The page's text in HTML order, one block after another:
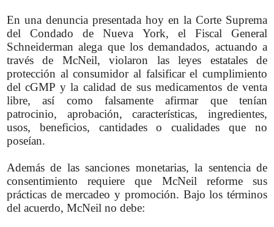
En una denuncia presentada hoy en la Corte Suprema
del Condado de Nueva York, el Fiscal General
Schneiderman alega que los demandados, actuando a
través de McNeil, violaron las leyes estatales de
protección al consumidor al falsificar el cumplimiento
del cGMP y la calidad de sus medicamentos de venta
libre, así como falsamente afirmar que tenían
patrocinio, aprobación, características, ingredientes,
usos, beneficios, cantidades o cualidades que no
poseían.
Además de las sanciones monetarias, la sentencia de
consentimiento requiere que McNeil reforme sus
prácticas de mercadeo y promoción. Bajo los términos
del acuerdo, McNeil no debe: